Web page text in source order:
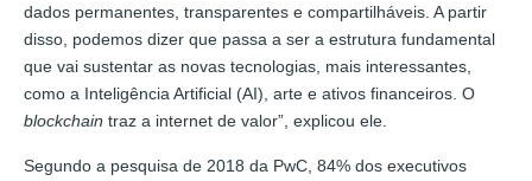
dados permanentes, transparentes e compartilháveis. A partir
disso, podemos dizer que passa a ser a estrutura fundamental
que vai sustentar as novas tecnologias, mais interessantes,
como a Inteligência Artificial (AI), arte e ativos financeiros. O
blockchain traz a internet de valor”, explicou ele.
Segundo a pesquisa de 2018 da PwC, 84% dos executivos